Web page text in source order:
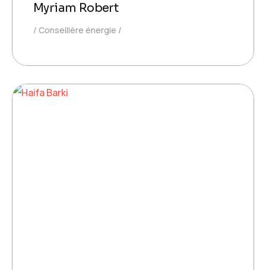
Myriam Robert
Conseillère énergie